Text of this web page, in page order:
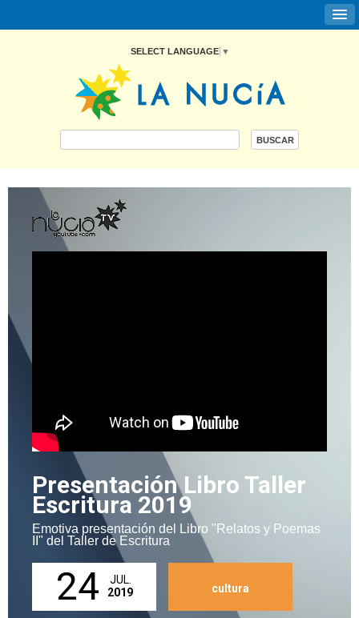
SELECT LANGUAGE ▼
Presentación Libro Taller
Escritura 2019
Emotiva presentación del Libro "Relatos y Poemas
II" del Taller de Escritura
24
JUL.
2019
cultura